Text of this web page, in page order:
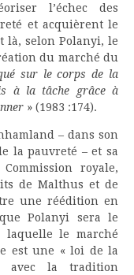
l’échec des
et acquièrent le
là, selon Polanyi, le
du marché du
sur le corps de la
à la tâche grâce à
» (1983 :174).
– dans son
la pauvreté – et sa
royale,
de Malthus et de
une réédition en
Polanyi sera le
laquelle le marché
est une « loi de la
avec la tradition